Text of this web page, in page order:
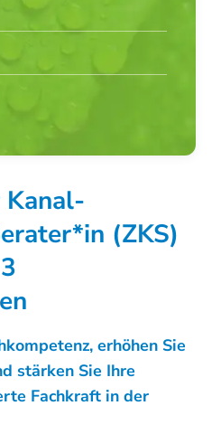
(ZKS)
erhöhen Sie
stärken Sie Ihre
Fachkraft in der